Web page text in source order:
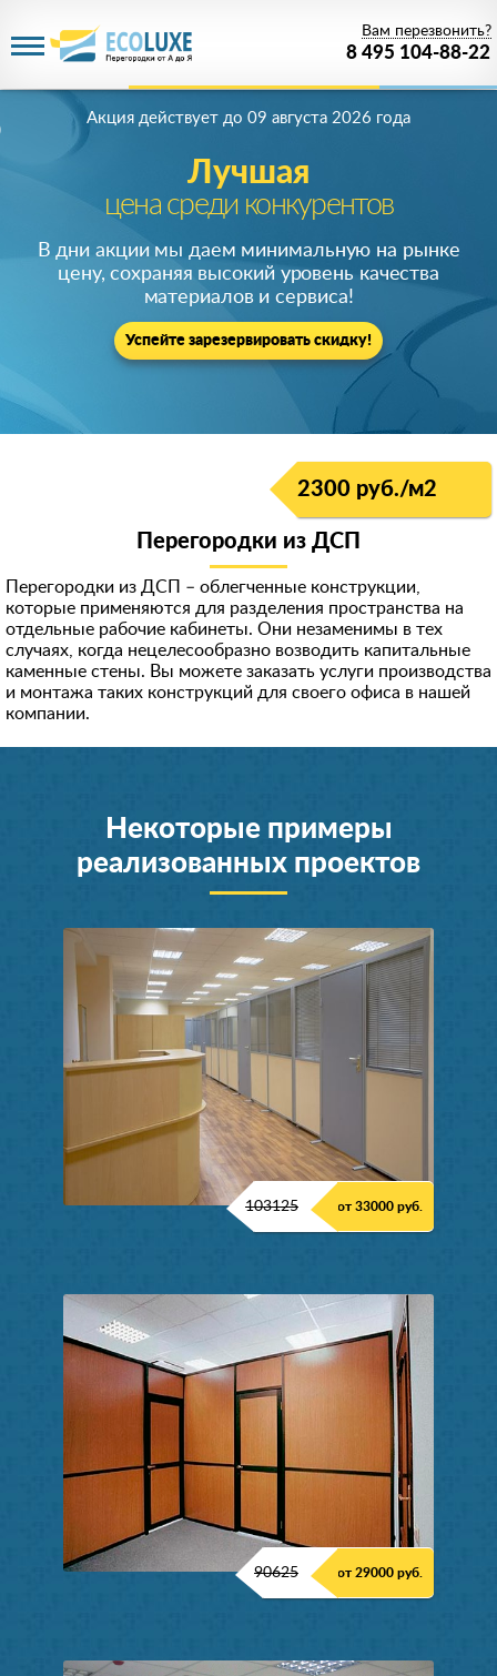
8 495 104-88-22
Вам перезвонить?
Лучшая
цена среди конкурентов
Акция действует до 09 августа 2026 года
В дни акции мы даем минимальную на рынке
цену, сохраняя высокий уровень качества
материалов и сервиса!
Успейте зарезервировать скидку!
2300 руб./м2
Перегородки из ДСП
Перегородки из ДСП – облегченные конструкции,
которые применяются для разделения пространства на
отдельные рабочие кабинеты. Они незаменимы в тех
случаях, когда нецелесообразно возводить капитальные
каменные стены. Вы можете заказать услуги производства
и монтажа таких конструкций для своего офиса в нашей
компании.
Некоторые примеры
реализованных проектов
103125 от 33000 руб.
90625 от 29000 руб.